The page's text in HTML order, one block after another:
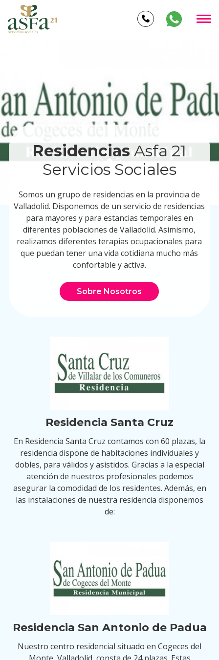
Residencias Asfa 21
Servicios Sociales
Somos un grupo de residencias en la provincia de
Valladolid. Disponemos de un servicio de residencias
para mayores y para estancias temporales en
diferentes poblaciones de Valladolid. Asimismo,
realizamos diferentes terapias ocupacionales para
que puedan tener una vida cotidiana mucho más
confortable y activa.
Sobre Nosotros
Residencia Santa Cruz
En Residencia Santa Cruz contamos con 60 plazas, la
residencia dispone de habitaciones individuales y
dobles, para válidos y asistidos. Gracias a la especial
atención de nuestros profesionales podemos
asegurar la comodidad de los residentes. Además, en
las instalaciones de nuestra residencia disponemos
de:
Residencia San Antonio de Padua
Nuestro centro residencial situado en Cogeces del